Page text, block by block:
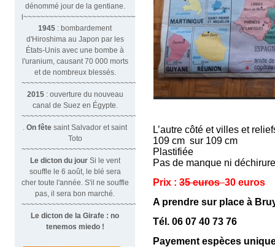
dénommé jour de la gentiane.
l~~~~~~~~~~~~~~~~~~~~~~~~~~~
1945 : bombardement
d'Hiroshima au Japon par les
États-Unis avec une bombe à
l'uranium, causant 70 000 morts
et de nombreux blessés.
~~~~~~~~~~~~~~~~~~~~~~~~~~~~~~~
2015 : ouverture du nouveau
canal de Suez en Égypte.
~~~~~~~~~~~~~~~~~~~~~~~~~~~~~~~~~~~~
On fêtesaint Salvador et saint
Toto
~~~~~~~~~~~~~~~~~~~~~~~~~~~~~~
Le dicton du jour Si le vent
souffle le 6 août, le blé sera
cher toute l'année. S'il ne souffle
pas, il sera bon marché.
~~~~~~~~~~~~~~~~~~~~~~~~~~~~~~~
Le dicton de la Girafe : no
tenemos miedo !
L’autre côté et villes et
109 cm sur 109 cm
Plastifiée
Pas de manque ni
Prix : 35 euros30 euros
A prendre sur place à
Tél. 06 07 40 73 76
Payement espèces